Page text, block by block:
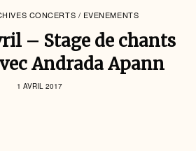
CONCERTS / EVENEMENTS
– Stage de chants
Andrada Apann
1 AVRIL 2017